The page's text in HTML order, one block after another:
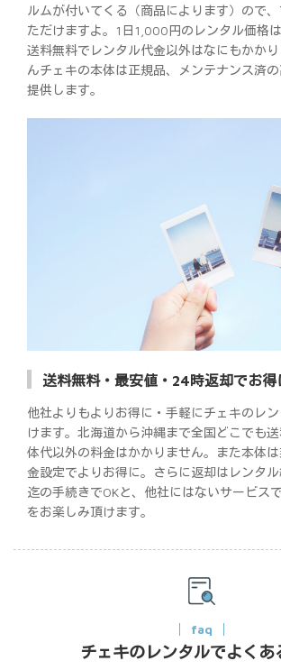
ルムが付いてくる（商品によります）ので
ただけますよ。1日1,000円のレンタル価格は
送料無料でレンタル代金以外はなにもかか
んチェキの本体は正規品、メンテナンス済
提供します。
送料無料・最安値・24時返却でお得
他社よりもよりお得に・手軽にチェキのレ
けます。北海道から沖縄まで全国どこでも
体代以外の料金はかかりません。また本体
金設定でよりお得に。さらに返却はレンタ
迄の手続きでOKと、他社にはないサービス
をお楽しみ頂けます。
faq
チェキのレンタルでよくあ